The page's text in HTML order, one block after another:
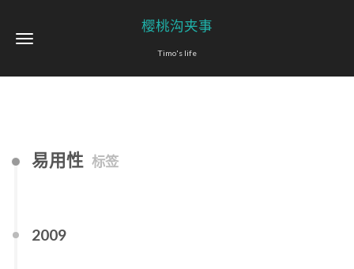
樱桃沟夹事
Timo's life
易用性 标签
2009